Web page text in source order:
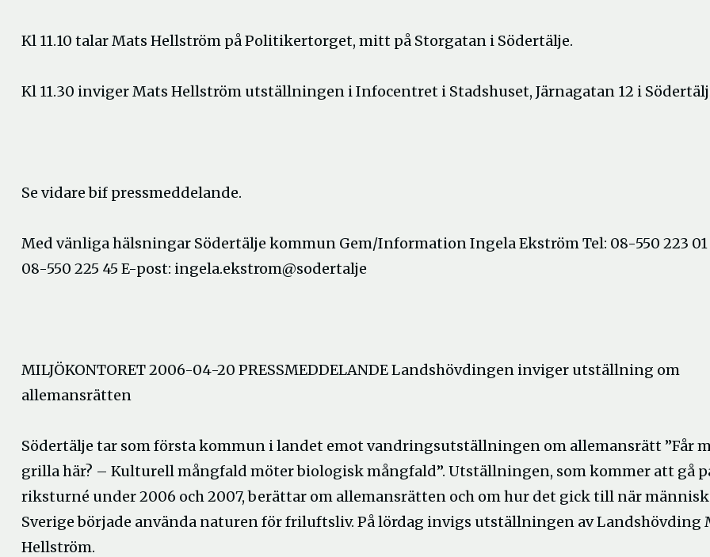
Kl 11.10 talar Mats Hellström på Politikertorget, mitt på Storgatan i Södertälje.
Kl 11.30 inviger Mats Hellström utställningen i Infocentret i Stadshuset, Järnagatan 12 i
Se vidare bif pressmeddelande.
Med vänliga hälsningar Södertälje kommun Gem/Information Ingela Ekström Tel: 08-550 223 01
08-550 225 45 E-post: ingela.ekstrom@sodertalje
MILJÖKONTORET 2006-04-20 PRESSMEDDELANDE Landshövdingen inviger utställning om
allemansrätten
Södertälje tar som första kommun i landet emot vandringsutställningen om allemansrätt ”Får
grilla här? – Kulturell mångfald möter biologisk mångfald”. Utställningen, som kommer att gå
riksturné under 2006 och 2007, berättar om allemansrätten och om hur det gick till när
Sverige började använda naturen för friluftsliv. På lördag invigs utställningen av Landshövding
Hellström.